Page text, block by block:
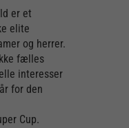
er et
elite
og herrer.
fælles
interesser
for den
Cup.